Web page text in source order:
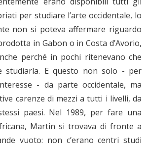
per studiare l’arte occidentale, lo
non si poteva affermare riguardo
in Gabon o in Costa d’Avorio,
perché in pochi ritenevano che
studiarla. E questo non solo - per
- da parte occidentale, ma
carenze di mezzi a tutti i livelli, da
paesi. Nel 1989, per fare una
Martin si trovava di fronte a
vuoto: non c’erano centri studi